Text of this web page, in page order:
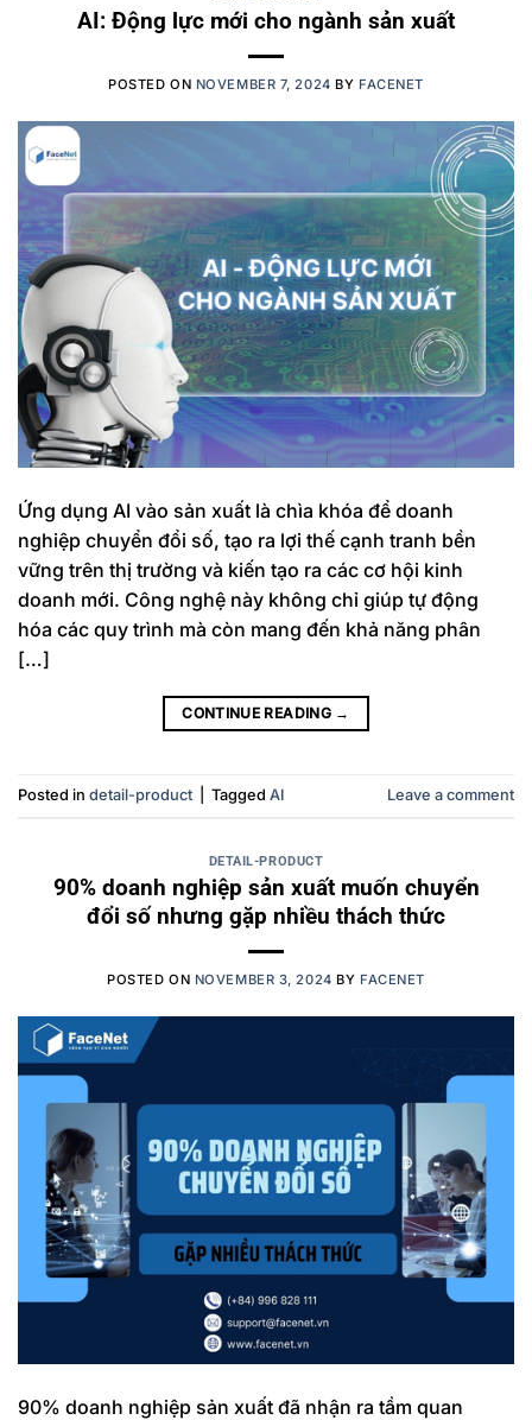
AI: Động lực mới cho ngành sản xuất
POSTED ON NOVEMBER 7, 2024 BY FACENET
Ứng dụng AI vào sản xuất là chìa khóa để doanh
nghiệp chuyển đổi số, tạo ra lợi thế cạnh tranh bền
vững trên thị trường và kiến tạo ra các cơ hội kinh
doanh mới. Công nghệ này không chỉ giúp tự động
hóa các quy trình mà còn mang đến khả năng phân
[…]
CONTINUE READING →
Posted in detail-product Tagged AI Leave a comment
DETAIL-PRODUCT
90% doanh nghiệp sản xuất muốn chuyển
đổi số nhưng gặp nhiều thách thức
POSTED ON NOVEMBER 3, 2024 BY FACENET
90% doanh nghiệp sản xuất đã nhận ra tầm quan